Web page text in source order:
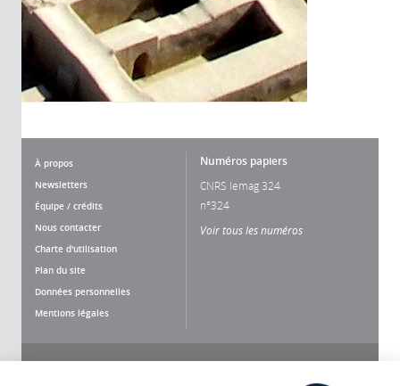
À propos
Newsletters
Équipe / crédits
Nous contacter
Charte d'utilisation
Plan du site
Données personnelles
Mentions légales
Numéros papiers
CNRS lemag 324
n°324
Voir tous les numéros